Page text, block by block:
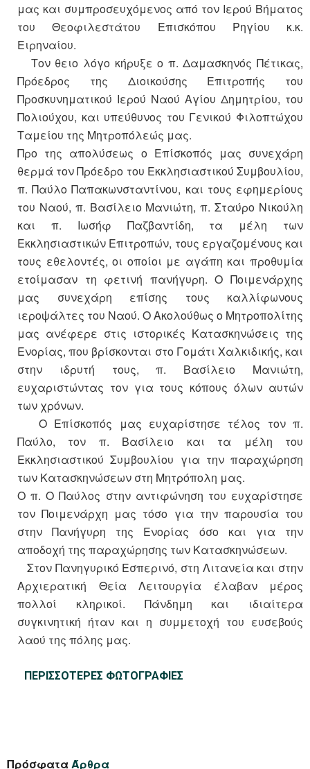
μας και συμπροσευχόμενος από τον Ιερού Βήματος
του Θεοφιλεστάτου Επισκόπου Ρηγίου κ.κ.
Ειρηναίου.
Τον θειο λόγο κήρυξε ο π. Δαμασκηνός Πέτικας,
Πρόεδρος της Διοικούσης Επιτροπής του
Προσκυνηματικού Ιερού Ναού Αγίου Δημητρίου, του
Πολιούχου, και υπεύθυνος του Γενικού Φιλοπτώχου
Ταμείου της Μητροπόλεώς μας.
Προ της απολύσεως ο Επίσκοπός μας συνεχάρη
θερμά τον Πρόεδρο του Εκκλησιαστικού Συμβουλίου,
π. Παύλο Παπακωνσταντίνου, και τους εφημερίους
του Ναού, π. Βασίλειο Μανιώτη, π. Σταύρο Νικούλη
και π. Ιωσήφ Παζβαντίδη, τα μέλη των
Εκκλησιαστικών Επιτροπών, τους εργαζομένους και
τους εθελοντές, οι οποίοι με αγάπη και προθυμία
ετοίμασαν τη φετινή πανήγυρη. Ο Ποιμενάρχης
μας συνεχάρη επίσης τους καλλίφωνους
ιεροψάλτες του Ναού. Ο Ακολούθως ο Μητροπολίτης
μας ανέφερε στις ιστορικές Κατασκηνώσεις της
Ενορίας, που βρίσκονται στο Γομάτι Χαλκιδικής, και
στην ιδρυτή τους, π. Βασίλειο Μανιώτη,
ευχαριστώντας τον για τους κόπους όλων αυτών
των χρόνων.
Ο Επίσκοπός μας ευχαρίστησε τέλος τον π.
Παύλο, τον π. Βασίλειο και τα μέλη του
Εκκλησιαστικού Συμβουλίου για την παραχώρηση
των Κατασκηνώσεων στη Μητρόπολη μας.
Ο π. Ο Παύλος στην αντιφώνηση του ευχαρίστησε
τον Ποιμενάρχη μας τόσο για την παρουσία του
στην Πανήγυρη της Ενορίας όσο και για την
αποδοχή της παραχώρησης των Κατασκηνώσεων.
Στον Πανηγυρικό Εσπερινό, στη Λιτανεία και στην
Αρχιερατική Θεία Λειτουργία έλαβαν μέρος
πολλοί κληρικοί. Πάνδημη και ιδιαίτερα
συγκινητική ήταν και η συμμετοχή του ευσεβούς
λαού της πόλης μας.
ΠΕΡΙΣΣΟΤΕΡΕΣ ΦΩΤΟΓΡΑΦΙΕΣ
ΠρόσφαταΆρθρα